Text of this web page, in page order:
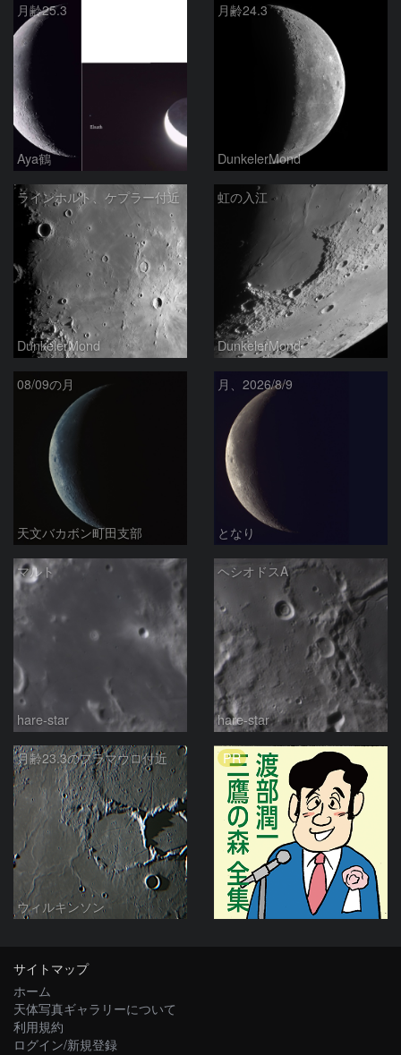
月齢25.3
Aya鶴
月齢24.3
DunkelerMond
ラインホルト、ケプラー付近
DunkelerMond
虹の入江
DunkelerMond
08/09の月
天文バカボン町田支部
月、2026/8/9
となり
マルト
hare-star
ヘシオドスA
hare-star
月齢23.3のフラマウロ付近
ウィルキンソン
PR
サイトマップ
ホーム
天体写真ギャラリーについて
利用規約
ログイン/新規登録